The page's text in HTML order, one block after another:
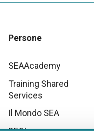
Persone
SEAAcademy
Training Shared
Services
Il Mondo SEA
DE&I